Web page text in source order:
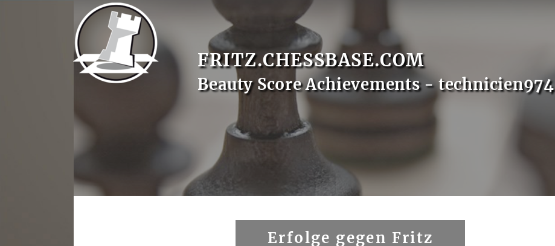
FRITZ.CHESSBASE.COM
Beauty Score Achievements - technicien974
Erfolge gegen Fritz